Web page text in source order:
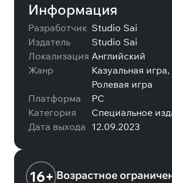
Информация
Разработчик Studio Sai
Издатель
Studio Sai
Локализация Английский
Жанр
Казуальная
Ролевая игра
Платформа
PC
Категория
Специальное
Дата выхода 12.09.2023
16+ Возрастное